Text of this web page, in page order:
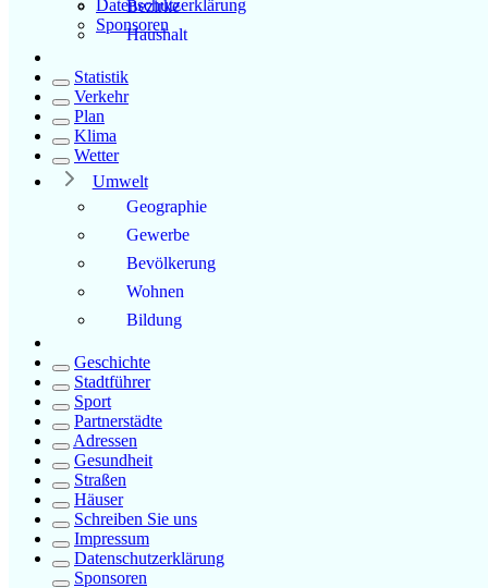
Datenschutzerklärung
Sponsoren
Bezirke
Haushalt
Statistik
Verkehr
Plan
Klima
Wetter
Umwelt
Geographie
Gewerbe
Bevölkerung
Wohnen
Bildung
Geschichte
Stadtführer
Sport
Partnerstädte
Adressen
Gesundheit
Straßen
Häuser
Schreiben Sie uns
Impressum
Datenschutzerklärung
Sponsoren